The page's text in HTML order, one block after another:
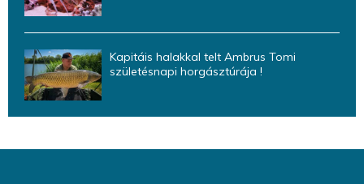
Kapitáis halakkal telt Ambrus Tomi
születésnapi horgásztúrája !